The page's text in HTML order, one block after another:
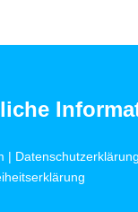
| Datenschutzerklärung